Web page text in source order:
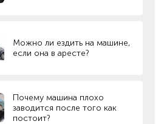
Можно ли ездить на машине,
если она в аресте?
Почему машина плохо
заводится после того как
постоит?